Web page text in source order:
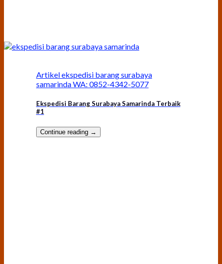
Artikel ekspedisi barang surabaya
samarinda WA: 0852-4342-5077
Ekspedisi Barang Surabaya Samarinda Terbaik
#1
Continue reading →